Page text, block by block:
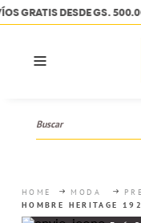
MIÉRCOLES CON LAS
MODA
HOMBRE HERITAGE
2.